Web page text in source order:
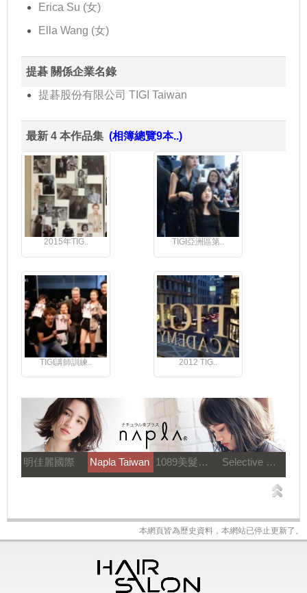
Erica Su (女)
Ella Wang (女)
提碁 關係企業名錄
提碁股份有限公司 TIGI Taiwan
最新 4 本作品集 (相簿總覽9本..)
2015年TIG.. TIGI亞洲區第..
TIGI講師訓練.. 2012 TIG..
明佳麗國際 Napla Taiwan 1089美髮教育團隊 Selective 雪樂媞
本網頁皆為歷史資料，本網站已停止更新了。